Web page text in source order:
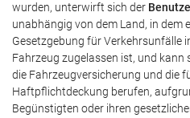
wurden, unterwirft sich der
unabhängig von dem Land, in dem
Gesetzgebung für Verkehrsunfälle
Fahrzeug zugelassen ist, und kann
die Fahrzeugversicherung und die
Haftpflichtdeckung berufen,
Begünstigten oder ihren